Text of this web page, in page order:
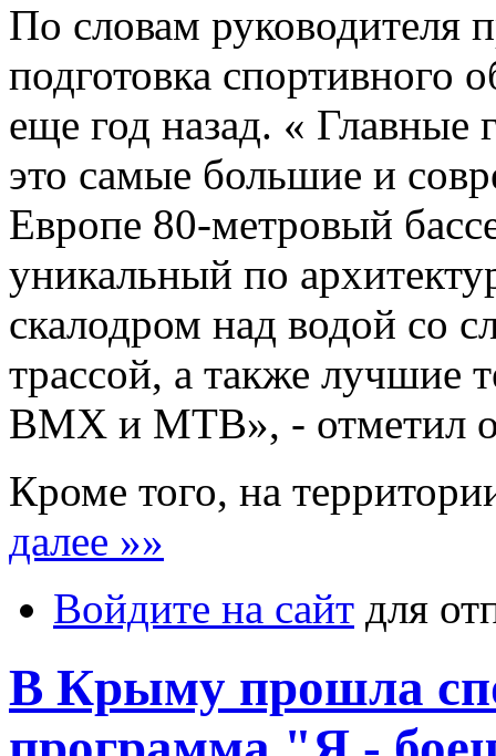
По словам руководителя
подготовка спортивного
еще год назад. « Главные
это самые большие и
Европе 80-метровый
уникальный по
скалодром над водой со
трассой, а также лучшие
BMX и MTB», - отметил
Кроме того, на
далее »»
Войдите на сайт для
В Крыму прошла